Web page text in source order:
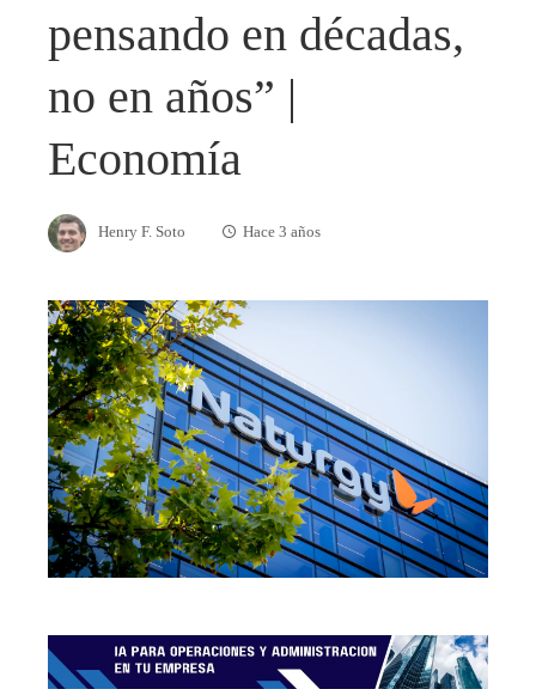
pensando en décadas,
no en años” |
Economía
Henry F. Soto Hace 3 años